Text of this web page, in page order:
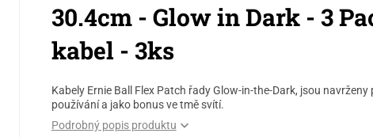
30.4cm - Glow in Dark - 3
kabel - 3ks
Kabely Ernie Ball Flex Patch řady Glow-in-the-Dark, jsou
používání a jako bonus ve tmě svítí.
Podrobný popis produktu